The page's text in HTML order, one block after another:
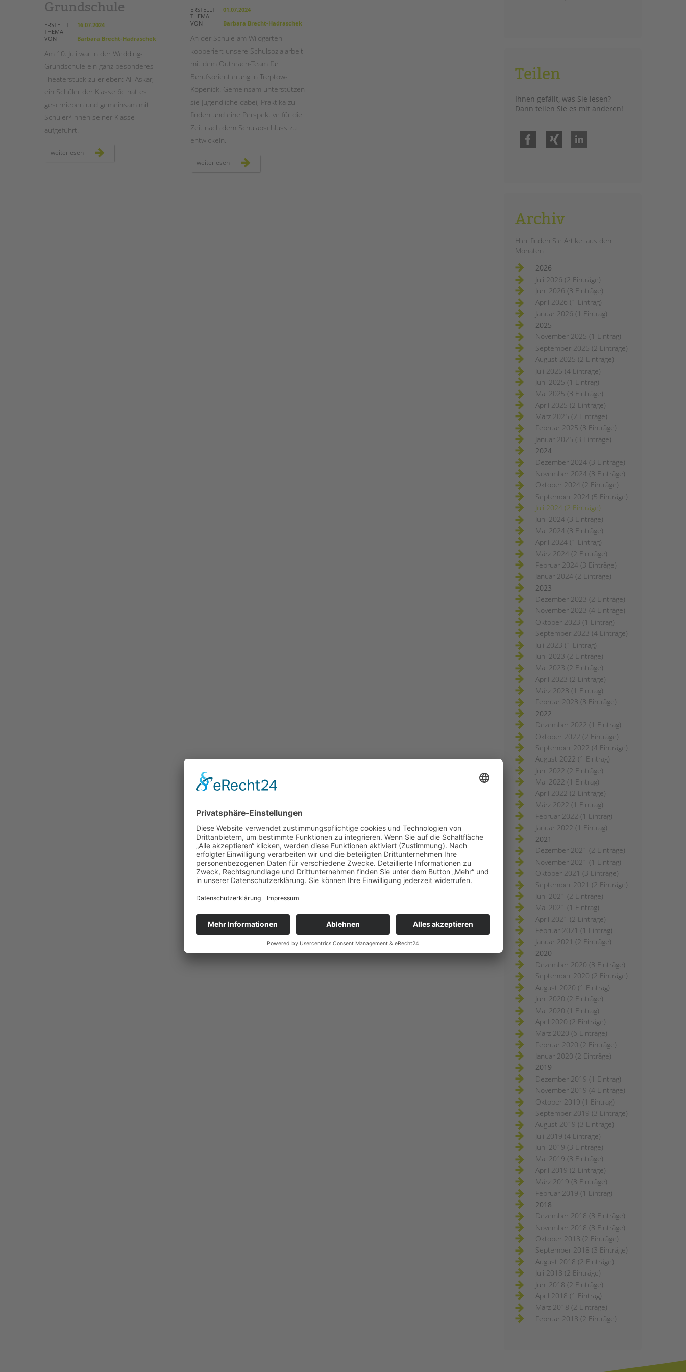
STADTTEILARBEIT
Grundschule
ERSTELLT
16.07.2024
THEMA
VON
Barbara Brecht-Hadraschek
Am 10. Juli war in der Wedding-
Grundschule ein ganz besonderes
Theaterstück zu erleben: Ali Askar,
ein Schüler der Klasse 6c hat es
geschrieben und gemeinsam mit
Schüler*innen seiner Klasse
aufgeführt.
weiterlesen “jeder
macht,
ERSTELLT
01.07.2024
THEMA
VON
Barbara Brecht-Hadraschek
An der Schule am Wildgarten
kooperiert unsere Schulsozialarbeit
mit dem Outreach-Team für
Berufsorientierung in Treptow-
Köpenick. Gemeinsam unterstützen
sie Jugendliche dabei, Praktika zu
finden und eine Perspektive für die
Zeit nach dem Schulabschluss zu
entwickeln.
weiterlesen berufsorientierung
Teilen
Ihnen gefällt, was Sie lesen?
Dann teilen Sie es mit anderen!
Facebook
Archiv
Hier finden Sie Artikel aus den
Monaten
2026
Juli 2026 (2 Einträge)
Juni 2026 (3 Einträge)
April 2026 (1 Eintrag)
Januar 2026 (1 Eintrag)
2025
November 2025 (1 Eintrag)
September 2025 (2 Einträge)
August 2025 (2 Einträge)
Juli 2025 (4 Einträge)
Juni 2025 (1 Eintrag)
Mai 2025 (3 Einträge)
April 2025 (2 Einträge)
März 2025 (2 Einträge)
Februar 2025 (3 Einträge)
Januar 2025 (3 Einträge)
2024
Dezember 2024 (3 Einträge)
November 2024 (3 Einträge)
Oktober 2024 (2 Einträge)
September 2024 (5 Einträge)
Juli 2024 (2 Einträge)
Juni 2024 (3 Einträge)
Mai 2024 (3 Einträge)
April 2024 (1 Eintrag)
März 2024 (2 Einträge)
Februar 2024 (3 Einträge)
Januar 2024 (2 Einträge)
2023
Dezember 2023 (2 Einträge)
November 2023 (4 Einträge)
Oktober 2023 (1 Eintrag)
September 2023 (4 Einträge)
Juli 2023 (1 Eintrag)
Juni 2023 (2 Einträge)
Mai 2023 (2 Einträge)
April 2023 (2 Einträge)
März 2023 (1 Eintrag)
Februar 2023 (3 Einträge)
2022
Dezember 2022 (1 Eintrag)
Oktober 2022 (2 Einträge)
September 2022 (4 Einträge)
August 2022 (1 Eintrag)
Juni 2022 (2 Einträge)
Mai 2022 (1 Eintrag)
April 2022 (2 Einträge)
März 2022 (1 Eintrag)
Februar 2022 (1 Eintrag)
Januar 2022 (1 Eintrag)
2021
Dezember 2021 (2 Einträge)
November 2021 (1 Eintrag)
Oktober 2021 (3 Einträge)
September 2021 (2 Einträge)
Juni 2021 (2 Einträge)
Mai 2021 (1 Eintrag)
April 2021 (2 Einträge)
Februar 2021 (1 Eintrag)
Januar 2021 (2 Einträge)
2020
Dezember 2020 (3 Einträge)
September 2020 (2 Einträge)
August 2020 (1 Eintrag)
Juni 2020 (2 Einträge)
Mai 2020 (1 Eintrag)
April 2020 (2 Einträge)
März 2020 (6 Einträge)
Februar 2020 (2 Einträge)
Januar 2020 (2 Einträge)
2019
Dezember 2019 (1 Eintrag)
November 2019 (4 Einträge)
Oktober 2019 (1 Eintrag)
September 2019 (3 Einträge)
August 2019 (3 Einträge)
Juli 2019 (4 Einträge)
Juni 2019 (3 Einträge)
Mai 2019 (3 Einträge)
April 2019 (2 Einträge)
März 2019 (3 Einträge)
Februar 2019 (1 Eintrag)
2018
Dezember 2018 (3 Einträge)
November 2018 (3 Einträge)
Oktober 2018 (2 Einträge)
September 2018 (3 Einträge)
August 2018 (2 Einträge)
Juli 2018 (2 Einträge)
Juni 2018 (2 Einträge)
April 2018 (1 Eintrag)
März 2018 (2 Einträge)
Februar 2018 (2 Einträge)